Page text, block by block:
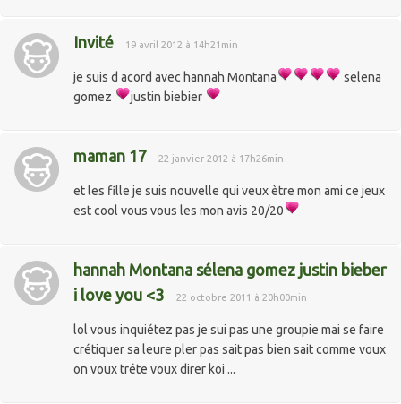
Invité 19 avril 2012 à 14h21min
je suis d acord avec hannah Montana
selena
gomez
justin biebier
maman 17 22 janvier 2012 à 17h26min
et les fille je suis nouvelle qui veux ètre mon ami ce jeux
est cool vous vous les mon avis 20/20
hannah Montana sélena gomez justin bieber
i love you <3
22 octobre 2011 à 20h00min
lol vous inquiétez pas je sui pas une groupie mai se faire
crétiquer sa leure pler pas sait pas bien sait comme voux
on voux tréte voux direr koi ...